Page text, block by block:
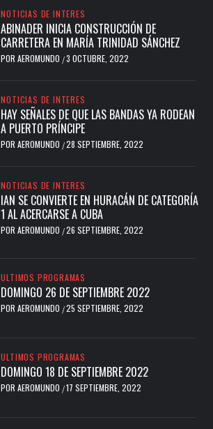
NOTICIAS DE INTERES
ABINADER INICIA CONSTRUCCIÓN DE
CARRETERA EN MARÍA TRINIDAD SÁNCHEZ
POR AEROMUNDO /3 OCTUBRE, 2022
NOTICIAS DE INTERES
HAY SEÑALES DE QUE LAS BANDAS YA RODEAN
A PUERTO PRÍNCIPE
POR AEROMUNDO /28 SEPTIEMBRE, 2022
NOTICIAS DE INTERES
IAN SE CONVIERTE EN HURACÁN DE CATEGORÍA
1 AL ACERCARSE A CUBA
POR AEROMUNDO /26 SEPTIEMBRE, 2022
ULTIMOS PROGRAMAS
DOMINGO 26 DE SEPTIEMBRE 2022
POR AEROMUNDO /25 SEPTIEMBRE, 2022
ULTIMOS PROGRAMAS
DOMINGO 18 DE SEPTIEMBRE 2022
POR AEROMUNDO /17 SEPTIEMBRE, 2022